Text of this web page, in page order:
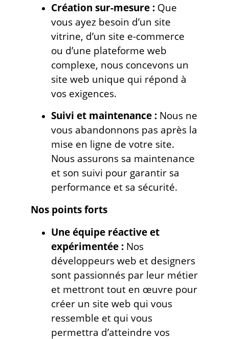
Création sur-mesure : Que
vous ayez besoin d’un site
vitrine, d’un site e-commerce
ou d’une plateforme web
complexe, nous concevons un
site web unique qui répond à
vos exigences.
Suivi et maintenance : Nous ne
vous abandonnons pas après la
mise en ligne de votre site.
Nous assurons sa maintenance
et son suivi pour garantir sa
performance et sa sécurité.
Nos points forts
Une équipe réactive et
expérimentée : Nos
développeurs web et designers
sont passionnés par leur métier
et mettront tout en œuvre pour
créer un site web qui vous
ressemble et qui vous
permettra d’atteindre vos